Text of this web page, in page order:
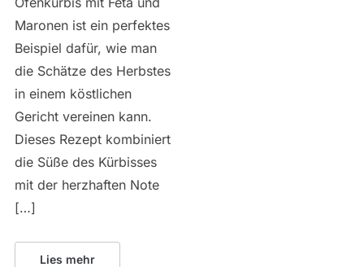
Maronen ist ein perfektes
Beispiel dafür, wie man
die Schätze des Herbstes
in einem köstlichen
Gericht vereinen kann.
Dieses Rezept kombiniert
die Süße des Kürbisses
mit der herzhaften Note
[…]
Lies mehr